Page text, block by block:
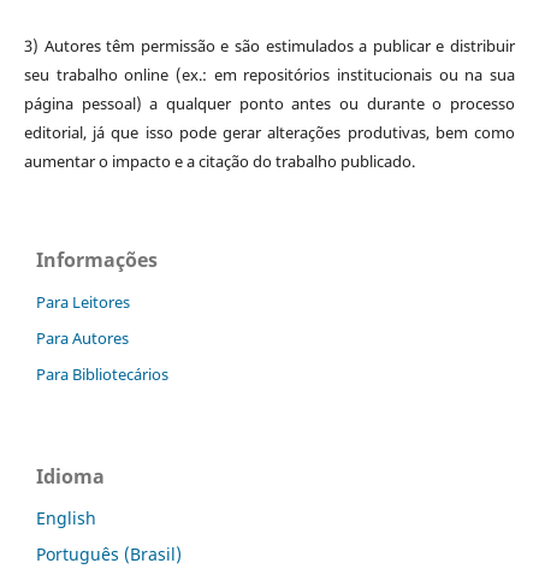
3) Autores têm permissão e são estimulados a publicar e distribuir
seu trabalho online (ex.: em repositórios institucionais ou na sua
página pessoal) a qualquer ponto antes ou durante o processo
editorial, já que isso pode gerar alterações produtivas, bem como
aumentar o impacto e a citação do trabalho publicado.
Informações
Para Leitores
Para Autores
Para Bibliotecários
Idioma
English
Português (Brasil)